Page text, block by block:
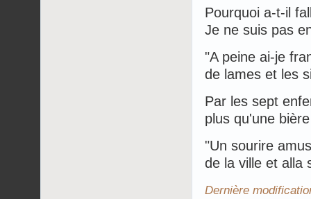
Pourquoi a-t-il
Je ne suis pas
"A peine ai-je
de lames et les
Par les sept
plus qu'une
"Un sourire
de la ville et alla
Dernière